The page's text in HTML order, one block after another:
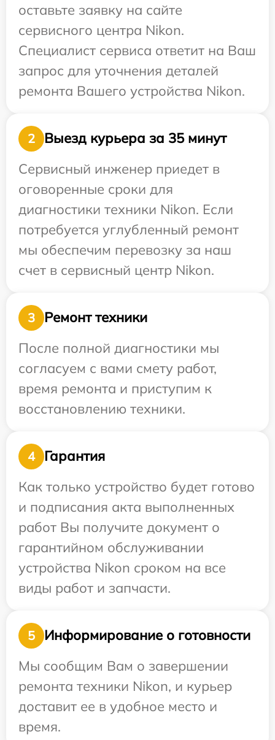
оставьте заявку на сайте
сервисного центра Nikon.
Специалист сервиса ответит на Ваш
запрос для уточнения деталей
ремонта Вашего устройства Nikon.
2
Выезд курьера за 35 минут
Сервисный инженер приедет в
оговоренные сроки для
диагностики техники Nikon. Если
потребуется углубленный ремонт
мы обеспечим перевозку за наш
счет в сервисный центр Nikon.
3
Ремонт техники
После полной диагностики мы
согласуем с вами смету работ,
время ремонта и приступим к
восстановлению техники.
4
Гарантия
Как только устройство будет готово
и подписания акта выполненных
работ Вы получите документ о
гарантийном обслуживании
устройства Nikon сроком на все
виды работ и запчасти.
5
Информирование о готовности
Мы сообщим Вам о завершении
ремонта техники Nikon, и курьер
доставит ее в удобное место и
время.